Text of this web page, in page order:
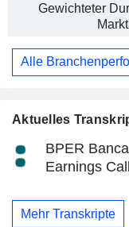
Aktuelles
BPER
Earnings
Mehr Transkripte
Gewichteter
Alle